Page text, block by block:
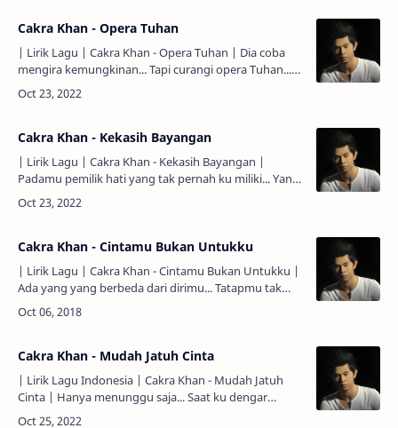
Cakra Khan - Opera Tuhan
| Lirik Lagu | Cakra Khan - Opera Tuhan | Dia coba
mengira kemungkinan... Tapi curangi opera Tuhan...
Dia kian terdiam... Dan mengira berpangku pada
keadaan... …
Cakra Khan - Kekasih Bayangan
| Lirik Lagu | Cakra Khan - Kekasih Bayangan |
Padamu pemilik hati yang tak pernah ku miliki... Yang
hadir sebagai bagian dari kisah hidupku... Engkau aku
cinta …
Cakra Khan - Cintamu Bukan Untukku
| Lirik Lagu | Cakra Khan - Cintamu Bukan Untukku |
Ada yang yang berbeda dari dirimu... Tatapmu tak
sehangat dulu... Kau makin menjauh tanpa ku sadari...
Bahw…
Cakra Khan - Mudah Jatuh Cinta
| Lirik Lagu Indonesia | Cakra Khan - Mudah Jatuh
Cinta | Hanya menunggu saja... Saat ku dengar
bisikan kalbu... Hanya diriku mengakui... Ku takkan